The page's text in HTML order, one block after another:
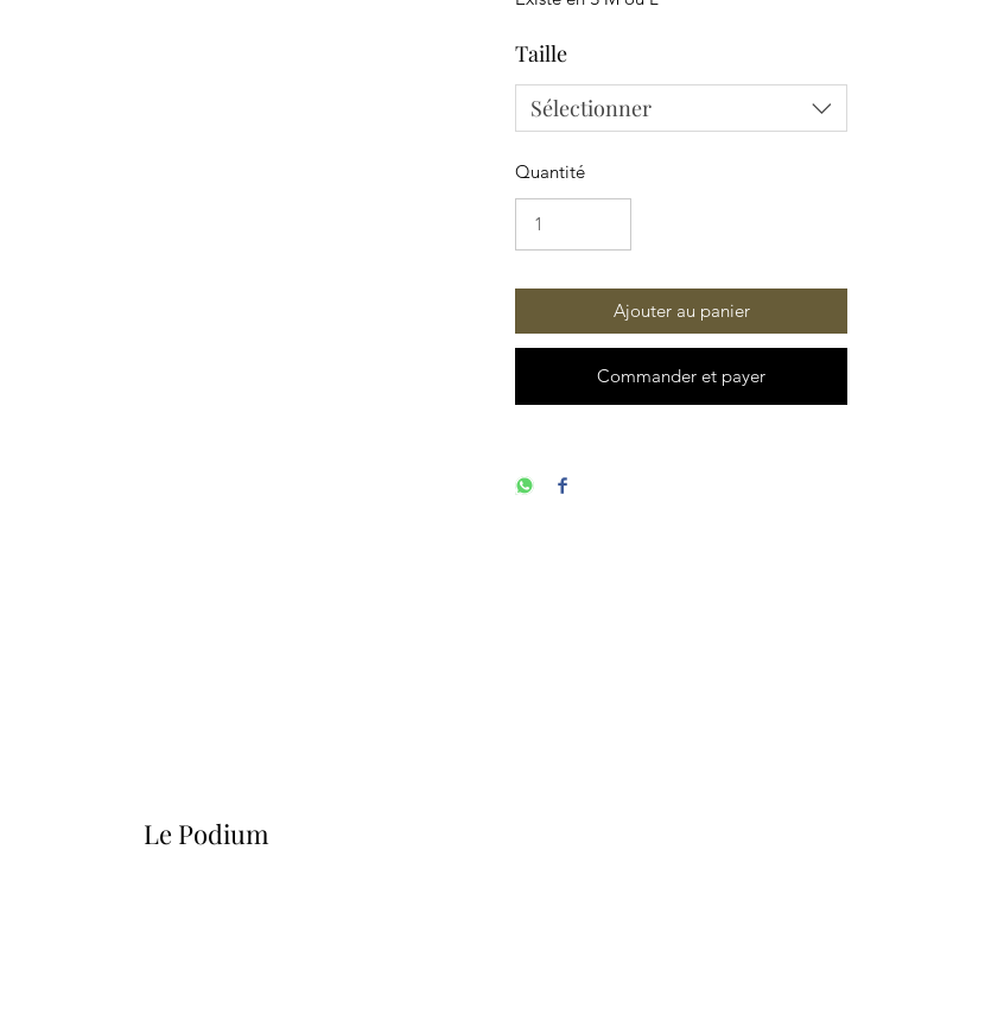
Taille
Sélectionner
Quantité
Ajouter au panier
Commander et payer
Le Podium